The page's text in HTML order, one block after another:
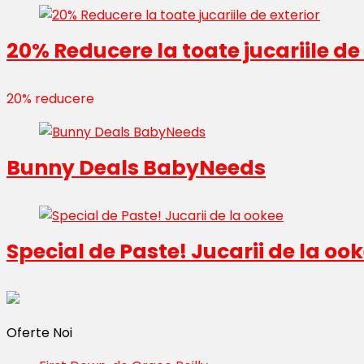
20% Reducere la toate jucariile
20% reducere
Bunny Deals BabyNeeds
Special de Paste! Jucarii de la
Oferte Noi